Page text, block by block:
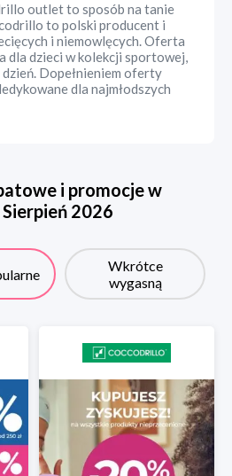
outlet to sposób na tanie
to polski producent i
i niemowlęcych. Oferta
dla dzieci w kolekcji sportowej,
Dopełnieniem oferty
dla najmłodszych
i promocje w
Sierpień 2026
Wkrótce
wygasną